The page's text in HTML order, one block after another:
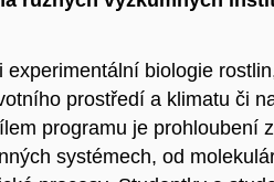
biologie
prostředí a klimatu či
programu je prohloubení
systémech, od